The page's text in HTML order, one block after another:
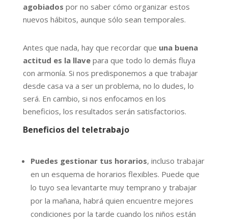
agobiados por no saber cómo organizar estos
nuevos hábitos, aunque sólo sean temporales.
Antes que nada, hay que recordar que una buena
actitud es la llavepara que todo lo demás fluya
con armonía. Si nos predisponemos a que trabajar
desde casa va a ser un problema, no lo dudes, lo
será. En cambio, si nos enfocamos en los
beneficios, los resultados serán satisfactorios.
Beneficios del teletrabajo
Puedes gestionar tus horarios, incluso trabajar
en un esquema de horarios flexibles. Puede que
lo tuyo sea levantarte muy temprano y trabajar
por la mañana, habrá quien encuentre mejores
condiciones por la tarde cuando los niños están